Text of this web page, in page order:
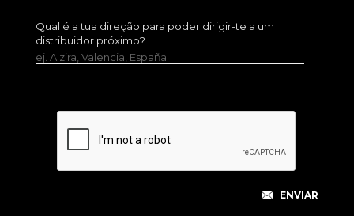
Qual é a tua direção para poder dirigir-te a um
distribuidor próximo?
ej. Alzira, Valencia, España.